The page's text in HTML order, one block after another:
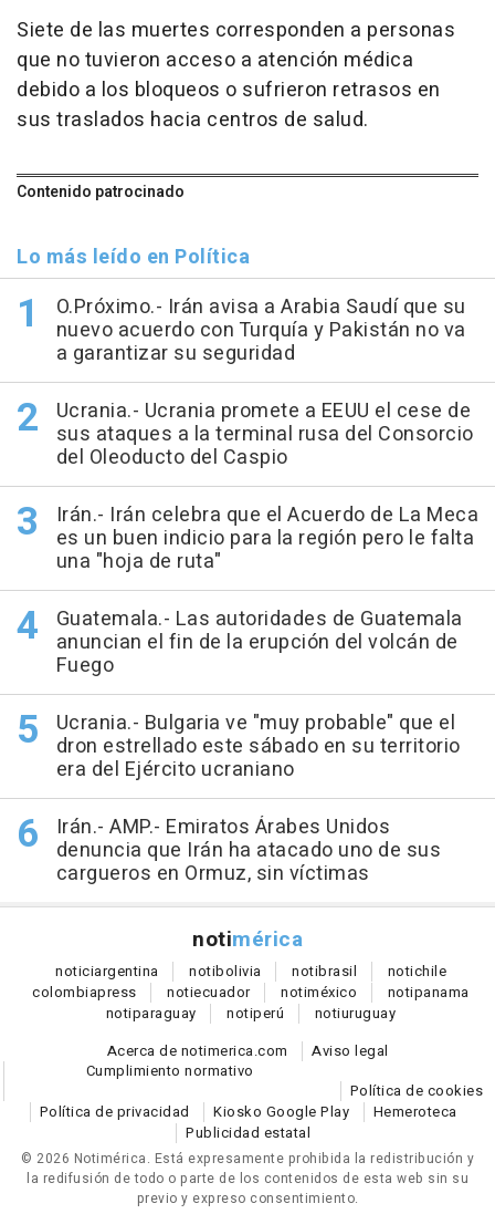
Siete de las muertes corresponden a personas
que no tuvieron acceso a atención médica
debido a los bloqueos o sufrieron retrasos en
sus traslados hacia centros de salud.
Contenido patrocinado
Lo más leído en Política
O.Próximo.- Irán avisa a Arabia Saudí que su
nuevo acuerdo con Turquía y Pakistán no va
a garantizar su seguridad
Ucrania.- Ucrania promete a EEUU el cese de
sus ataques a la terminal rusa del Consorcio
del Oleoducto del Caspio
Irán.- Irán celebra que el Acuerdo de La Meca
es un buen indicio para la región pero le falta
una "hoja de ruta"
Guatemala.- Las autoridades de Guatemala
anuncian el fin de la erupción del volcán de
Fuego
Ucrania.- Bulgaria ve "muy probable" que el
dron estrellado este sábado en su territorio
era del Ejército ucraniano
Irán.- AMP.- Emiratos Árabes Unidos
denuncia que Irán ha atacado uno de sus
cargueros en Ormuz, sin víctimas
notimérica
noticiargentina notibolivia notibrasil notichile
colombiapress notiecuador notiméxico notipanama
notiparaguay notiperú notiuruguay
Acerca de notimerica.com
Aviso legal
Cumplimiento normativo
Política de cookies
Política de privacidad
Kiosko Google Play
Hemeroteca
Publicidad estatal
© 2026 Notimérica. Está expresamente prohibida la redistribución y
la redifusión de todo o parte de los contenidos de esta web sin su
previo y expreso consentimiento.